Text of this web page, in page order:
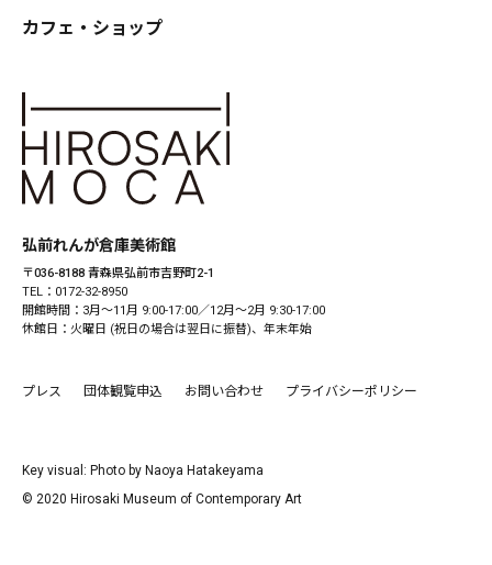
カフェ・ショップ
弘前れんが倉庫美術館
〒036-8188 青森県弘前市吉野町2-1
TEL：0172-32-8950
開館時間：3月〜11月 9:00-17:00／12月〜2月 9:30-17:00
休館日：火曜日 (祝日の場合は翌日に振替)、年末年始
プレス 団体観覧申込 お問い合わせ プライバシーポリシー
Key visual: Photo by Naoya Hatakeyama
© 2020 Hirosaki Museum of Contemporary Art